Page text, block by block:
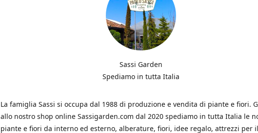
Sassi Garden
Spediamo in tutta Italia
La famiglia Sassi si occupa dal 1988 di produzione e vendita di piante e fiori.
allo nostro shop online Sassigarden.com dal 2020 spediamo in tutta Italia le
piante e fiori da interno ed esterno, alberature, fiori, idee regalo, attrezzi per